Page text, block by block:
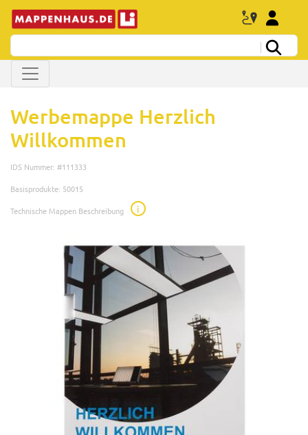
Werbemappe Herzlich
Willkommen
IDS Nummer: #111333
Basisprodukte: 50015
Technische Mappen Beschreibung
i